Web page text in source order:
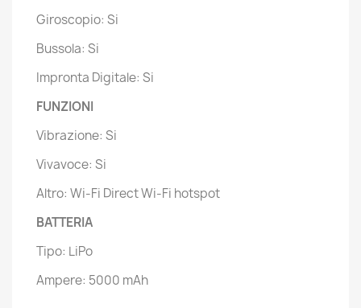
Giroscopio: Si
Bussola: Si
Impronta Digitale: Si
FUNZIONI
Vibrazione: Si
Vivavoce: Si
Altro: Wi-Fi Direct Wi-Fi hotspot
BATTERIA
Tipo: LiPo
Ampere: 5000 mAh